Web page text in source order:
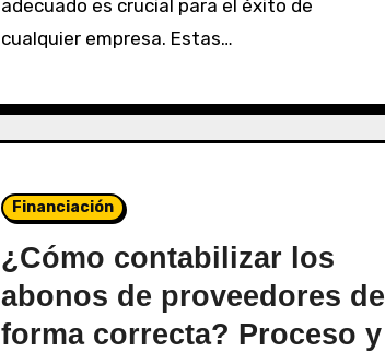
adecuado es crucial para el éxito de
cualquier empresa. Estas…
Financiación
¿Cómo contabilizar los
abonos de proveedores de
forma correcta? Proceso y